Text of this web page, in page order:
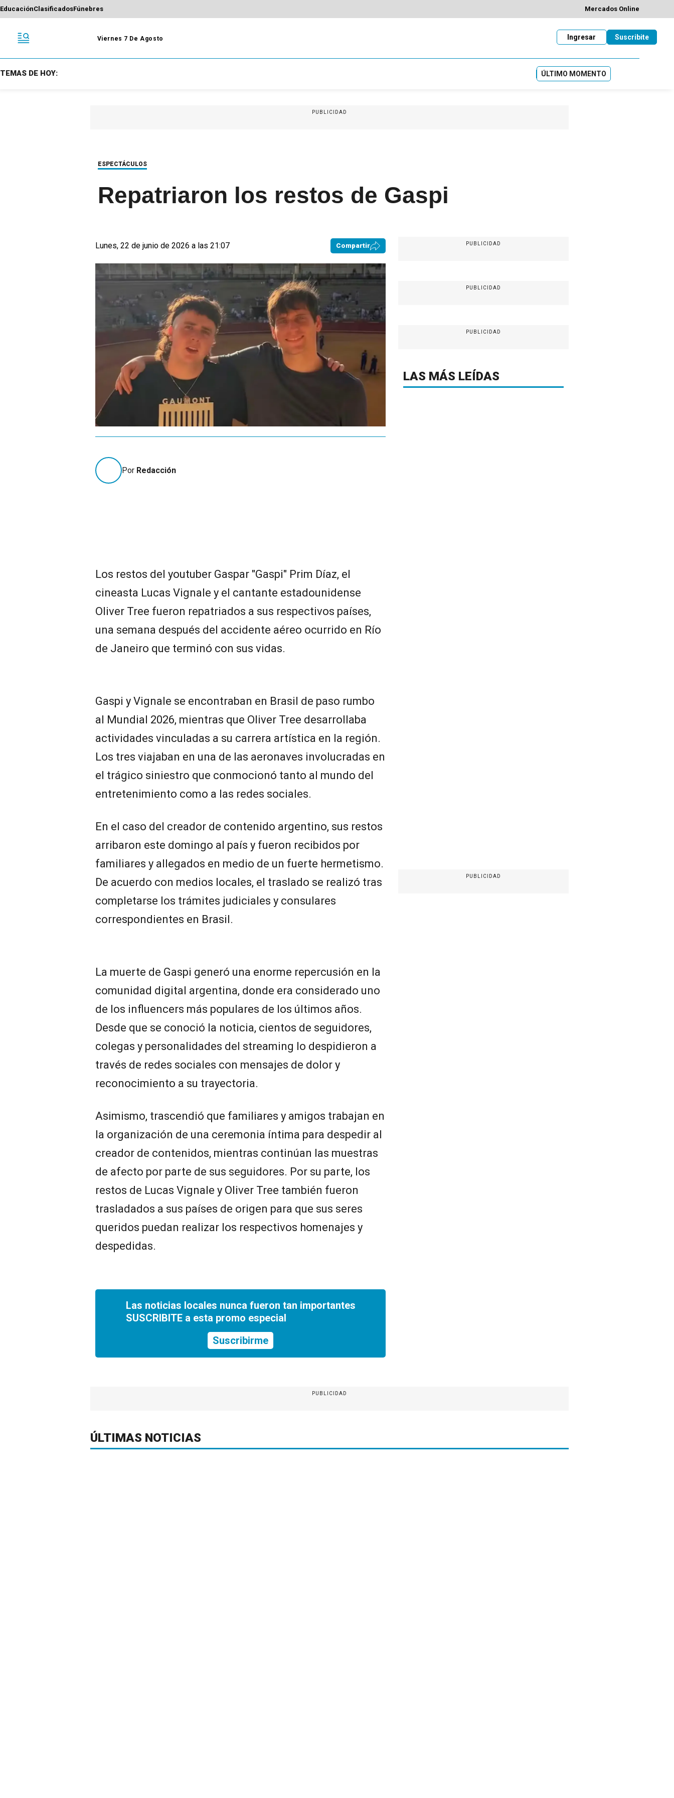
EducaciónClasificadosFúnebres Mercados Online
Viernes 7 De Agosto Suscribite
Ingresar
TEMAS DE HOY: ÚLTIMO MOMENTO
PUBLICIDAD
ESPECTÁCULOS
Repatriaron los restos de Gaspi
Lunes, 22 de junio de 2026 a las 21:07 Compartir
Por Redacción
Los restos del youtuber Gaspar "Gaspi" Prim Díaz, el
cineasta Lucas Vignale y el cantante estadounidense
Oliver Tree fueron repatriados a sus respectivos países,
una semana después del accidente aéreo ocurrido en Río
de Janeiro que terminó con sus vidas.
Gaspi y Vignale se encontraban en Brasil de paso rumbo
al Mundial 2026, mientras que Oliver Tree desarrollaba
actividades vinculadas a su carrera artística en la región.
Los tres viajaban en una de las aeronaves involucradas en
el trágico siniestro que conmocionó tanto al mundo del
entretenimiento como a las redes sociales.
En el caso del creador de contenido argentino, sus restos
arribaron este domingo al país y fueron recibidos por
familiares y allegados en medio de un fuerte hermetismo.
De acuerdo con medios locales, el traslado se realizó tras
completarse los trámites judiciales y consulares
correspondientes en Brasil.
La muerte de Gaspi generó una enorme repercusión en la
comunidad digital argentina, donde era considerado uno
de los influencers más populares de los últimos años.
Desde que se conoció la noticia, cientos de seguidores,
colegas y personalidades del streaming lo despidieron a
través de redes sociales con mensajes de dolor y
reconocimiento a su trayectoria.
Asimismo, trascendió que familiares y amigos trabajan en
la organización de una ceremonia íntima para despedir al
creador de contenidos, mientras continúan las muestras
de afecto por parte de sus seguidores. Por su parte, los
restos de Lucas Vignale y Oliver Tree también fueron
trasladados a sus países de origen para que sus seres
queridos puedan realizar los respectivos homenajes y
despedidas.
Las noticias locales nunca fueron tan importantes
SUSCRIBITE a esta promo especial
Suscribirme
PUBLICIDAD
PUBLICIDAD
PUBLICIDAD
LAS MÁS LEÍDAS
PUBLICIDAD
PUBLICIDAD
ÚLTIMAS NOTICIAS